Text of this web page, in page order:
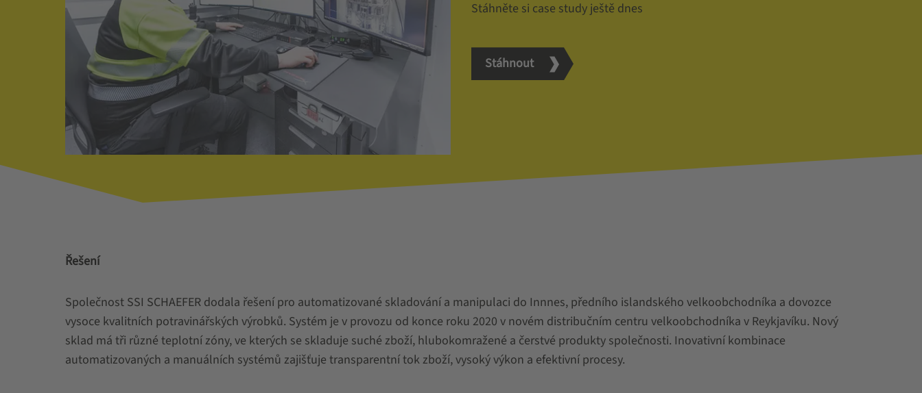
Stáhněte si case study ještě dnes
Stáhnout
Řešení
Společnost SSI SCHAEFER dodala řešení pro automatizované skladování a manipulaci do Innnes, předního islandského velkoobchodníka a dovozce
vysoce kvalitních potravinářských výrobků. Systém je v provozu od konce roku 2020 v novém distribučním centru velkoobchodníka v Reykjavíku. Nový
sklad má tři různé teplotní zóny, ve kterých se skladuje suché zboží, hlubokomražené a čerstvé produkty společnosti. Inovativní kombinace
automatizovaných a manuálních systémů zajišťuje transparentní tok zboží, vysoký výkon a efektivní procesy.